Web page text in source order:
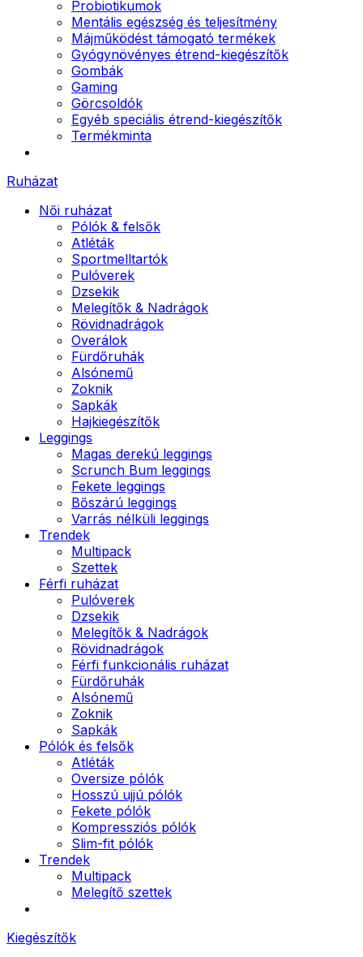
Probiotikumok
Mentális egészség és teljesítmény
Májműködést támogató termékek
Gyógynövényes étrend-kiegészítők
Gombák
Gaming
Görcsoldók
Egyéb speciális étrend-kiegészítők
Termékminta
Ruházat
Női ruházat
Pólók & felsők
Atléták
Sportmelltartók
Pulóverek
Dzsekik
Melegítők & Nadrágok
Rövidnadrágok
Overálok
Fürdőruhák
Alsónemű
Zoknik
Sapkák
Hajkiegészítők
Leggings
Magas derekú leggings
Scrunch Bum leggings
Fekete leggings
Bőszárú leggings
Varrás nélküli leggings
Trendek
Multipack
Szettek
Férfi ruházat
Pulóverek
Dzsekik
Melegítők & Nadrágok
Rövidnadrágok
Férfi funkcionális ruházat
Fürdőruhák
Alsónemű
Zoknik
Sapkák
Pólók és felsők
Atléták
Oversize pólók
Hosszú ujjú pólók
Fekete pólók
Kompressziós pólók
Slim-fit pólók
Trendek
Multipack
Melegítő szettek
Kiegészítők